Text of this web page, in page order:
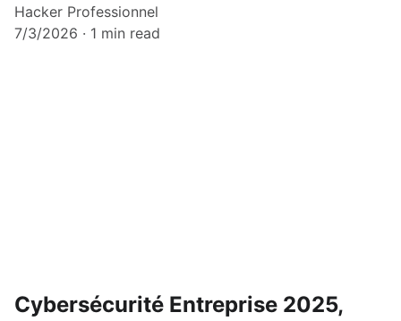
Hacker Professionnel
7/3/2026
1 min read
Cybersécurité Entreprise 2025,